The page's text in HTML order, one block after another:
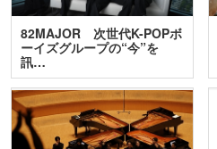
82MAJOR 次世代K-POPボ
ーイズグループの“今”を
訊…